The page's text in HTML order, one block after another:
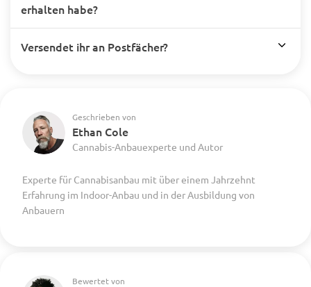
erhalten habe?
Versendet ihr an Postfächer?
Geschrieben von
Ethan Cole
Cannabis-Anbauexperte und Autor
Experte für Cannabisanbau mit über einem Jahrzehnt
Erfahrung im Indoor-Anbau und in der Ausbildung von
Anbauern
Bewertet von